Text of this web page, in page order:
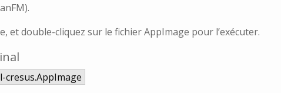
et double-cliquez sur le fichier AppImage pour l’exécuter.
cresus.AppImage